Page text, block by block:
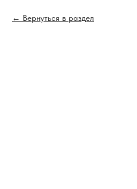
Вернуться в раздел